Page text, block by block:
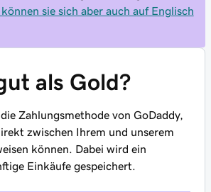
können sie sich aber auch auf Englisch
als Gold?
Zahlungsmethode von GoDaddy,
zwischen Ihrem und unserem
können. Dabei wird ein
Einkäufe gespeichert.